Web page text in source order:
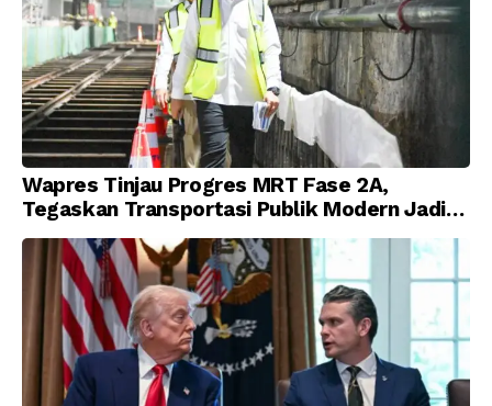
Wapres Tinjau Progres MRT Fase 2A,
Tegaskan Transportasi Publik Modern Jadi
Prioritas Nasional